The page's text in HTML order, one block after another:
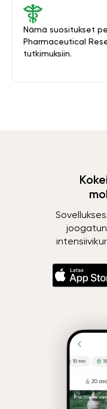
Nämä suositukset
Pharmaceutical
tutkimuksiin.